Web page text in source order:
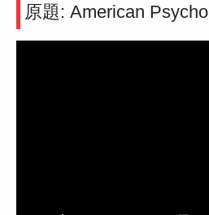
原題: American Psycho